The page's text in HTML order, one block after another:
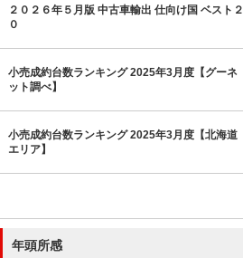
２０２６年５月版 中古車輸出 仕向け国 ベスト２
０
小売成約台数ランキング 2025年3月度【グーネ
ット調べ】
小売成約台数ランキング 2025年3月度【北海道
エリア】
年頭所感